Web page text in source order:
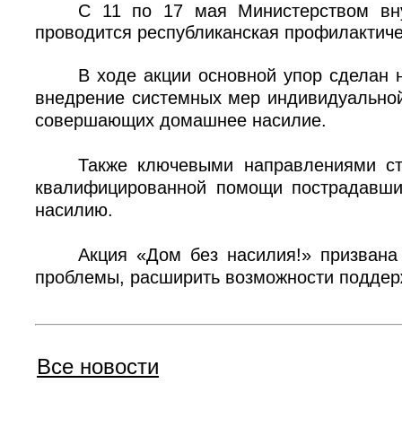
С 11 по 17 мая Министерством
проводится республиканская
В ходе акции основной упор сделан
внедрение системных мер
совершающих домашнее насилие.
Также ключевыми направлениями
квалифицированной помощи
насилию.
Акция «Дом без насилия!»
проблемы, расширить возможности
Все новости